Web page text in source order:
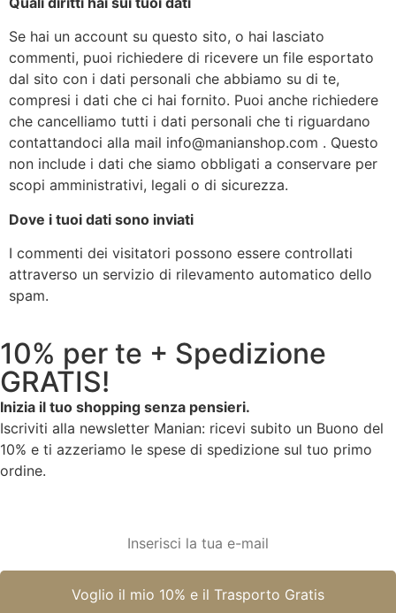
Se hai un account su questo sito, o hai lasciato
commenti, puoi richiedere di ricevere un file esportato
dal sito con i dati personali che abbiamo su di te,
compresi i dati che ci hai fornito. Puoi anche richiedere
che cancelliamo tutti i dati personali che ti riguardano
contattandoci alla mail info@manianshop.com . Questo
non include i dati che siamo obbligati a conservare per
scopi amministrativi, legali o di sicurezza.
Dove i tuoi dati sono inviati
I commenti dei visitatori possono essere controllati
attraverso un servizio di rilevamento automatico dello
spam.
10% per te + Spedizione
GRATIS!
Inizia il tuo shopping senza pensieri.
Iscriviti alla newsletter Manian: ricevi subito un Buono del
10% e ti azzeriamo le spese di spedizione sul tuo primo
ordine.